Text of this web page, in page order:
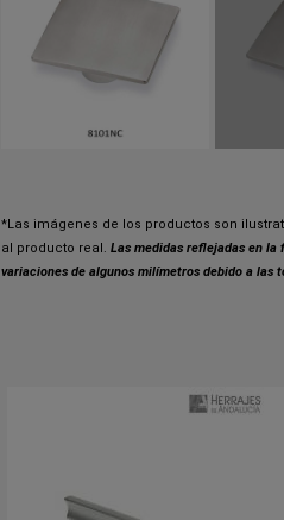
*Las imágenes de los productos son
al producto real. Las medidas reflejadas en la
variaciones de algunos milímetros debido a las